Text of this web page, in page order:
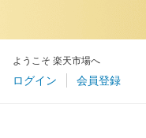
ようこそ 楽天市場へ
ログイン 会員登録